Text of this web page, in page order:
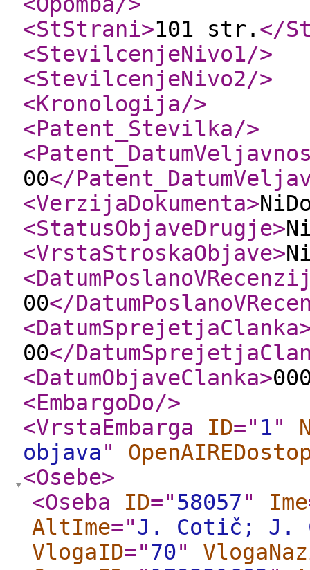
<StStrani>101 str. </
<StevilcenjeNivo1/>
<StevilcenjeNivo2/>
<Kronologija/>
<Patent_Stevilka/>
00</
<VerzijaDokumenta>
<StatusObjaveDrugje>
<VrstaStroskaObjave>
00</
<DatumSprejetjaClanka
00</
<DatumObjaveClanka>
<EmbargoDo/>
<VrstaEmbarga
ID=" 1"
objava"
<Osebe>
<Oseba
ID="58057" Ime
AltIme="J. Cotič; J.
VlogaID="70"